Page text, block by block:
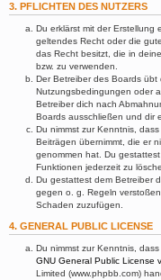
3. PFLICHTEN DES NUTZERS
Du erklärst mit der Erstellung
geltendes Recht oder die
das Recht besitzt, die in
bzw. zu verwenden.
Der Betreiber des Boards
Nutzungsbedingungen oder
Betreiber dich nach
Boards ausschließen und dir
Du nimmst zur Kenntnis,
Beiträgen übernimmt, die er
genommen hat. Du
Funktionen jederzeit zu
Du gestattest dem Betreiber
gegen o. g. Regeln
Schaden zuzufügen.
4. GENERAL PUBLIC LICENSE
Du nimmst zur Kenntnis,
GNU General Public License
Limited (www.phpbb.com)